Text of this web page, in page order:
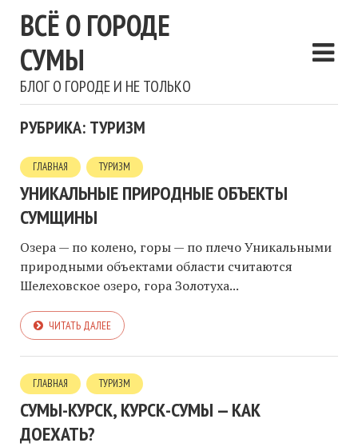
ВСЁ О ГОРОДЕ
СУМЫ
БЛОГ О ГОРОДЕ И НЕ ТОЛЬКО
РУБРИКА: ТУРИЗМ
ГЛАВНАЯ ТУРИЗМ
УНИКАЛЬНЫЕ ПРИРОДНЫЕ ОБЪЕКТЫ
СУМЩИНЫ
Озера — по колено, горы — по плечо Уникальными
природными объектами области считаются
Шелеховское озеро, гора Золотуха...
ЧИТАТЬ ДАЛЕЕ
ГЛАВНАЯ ТУРИЗМ
СУМЫ-КУРСК, КУРСК-СУМЫ — КАК
ДОЕХАТЬ?